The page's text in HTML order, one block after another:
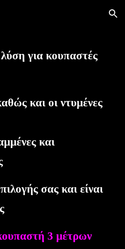
Skip to navigation
για κουπαστές
και οι ντυμένες
και
σας και είναι
3 μέτρων